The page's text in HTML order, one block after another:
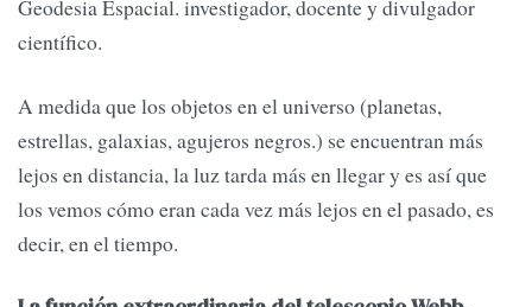
Geodesia Espacial. investigador, docente y divulgador
científico.
A medida que los objetos en el universo (planetas,
estrellas, galaxias, agujeros negros.) se encuentran más
lejos en distancia, la luz tarda más en llegar y es así que
los vemos cómo eran cada vez más lejos en el pasado, es
decir, en el tiempo.